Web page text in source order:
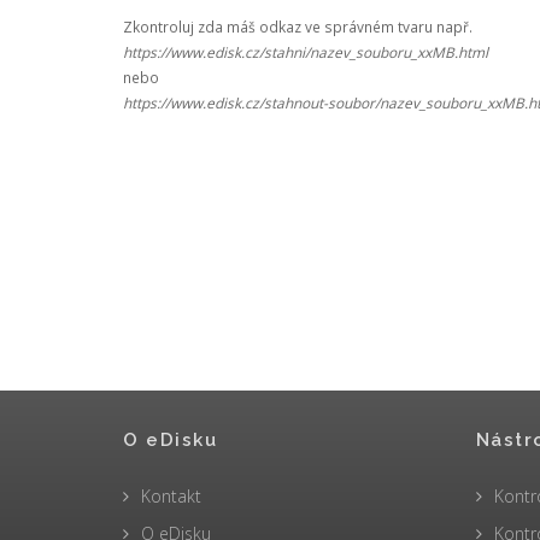
Zkontroluj zda máš odkaz ve správném tvaru např.
https://www.edisk.cz/stahni/nazev_souboru_xxMB.html
nebo
https://www.edisk.cz/stahnout-soubor/
O eDisku
Kontakt
O eDisku